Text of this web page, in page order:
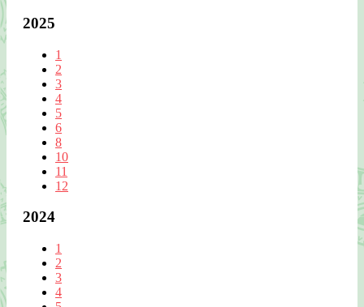
2025
1
2
3
4
5
6
8
10
11
12
2024
1
2
3
4